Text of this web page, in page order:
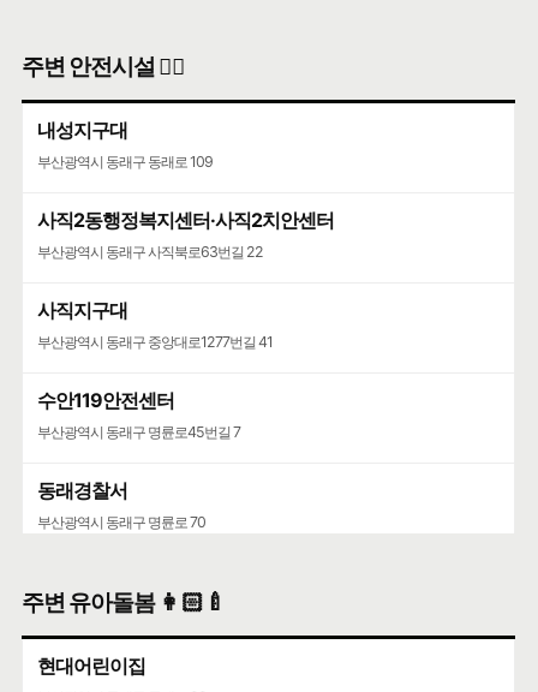
주변 안전시설 👮‍♀️
내성지구대
부산광역시 동래구 동래로 109
사직2동행정복지센터·사직2치안센터
부산광역시 동래구 사직북로63번길 22
사직지구대
부산광역시 동래구 중앙대로1277번길 41
수안119안전센터
부산광역시 동래구 명륜로45번길 7
동래경찰서
부산광역시 동래구 명륜로 70
부산광역시 동래구 우장춘로 16
온천3파출소
주변 유아돌봄 👩🏻‍🍼
현대어린이집